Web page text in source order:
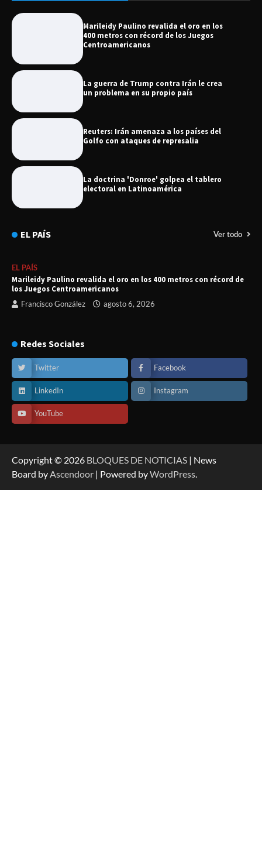
Marileidy Paulino revalida el oro en los
400 metros con récord de los Juegos
Centroamericanos
La guerra de Trump contra Irán le crea
un problema en su propio país
Reuters: Irán amenaza a los países del
Golfo con ataques de represalia
La doctrina 'Donroe' golpea el tablero
electoral en Latinoamérica
EL PAÍS Ver todo
EL PAÍS
Marileidy Paulino revalida el oro en los 400 metros con récord de
los Juegos Centroamericanos
Francisco González agosto 6, 2026
Redes Sociales
Twitter Facebook
LinkedIn Instagram
YouTube
Copyright © 2026 BLOQUES DE NOTICIAS | News
Board byAscendoor | Powered byWordPress.